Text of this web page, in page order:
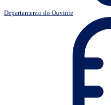
Departamento do Ouvinte